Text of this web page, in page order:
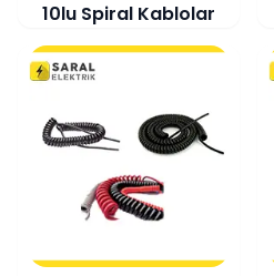
10lu Spiral Kablolar